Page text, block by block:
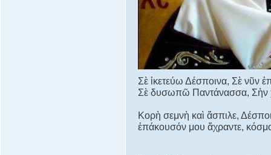
Σὲ ἱκετεύω Δέσποινα, Σὲ νῦν
Σὲ δυσωπῶ Παντάνασσα, Σὴν
Κορὴ σεμνὴ καὶ ἄσπιλε,
ἐπάκουσόν μου ἄχραντε,